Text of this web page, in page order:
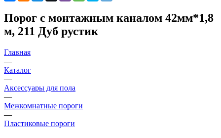
Порог с монтажным каналом 42мм*1,8
м, 211 Дуб рустик
Главная
—
Каталог
—
Аксессуары для пола
—
Межкомнатные пороги
—
Пластиковые пороги